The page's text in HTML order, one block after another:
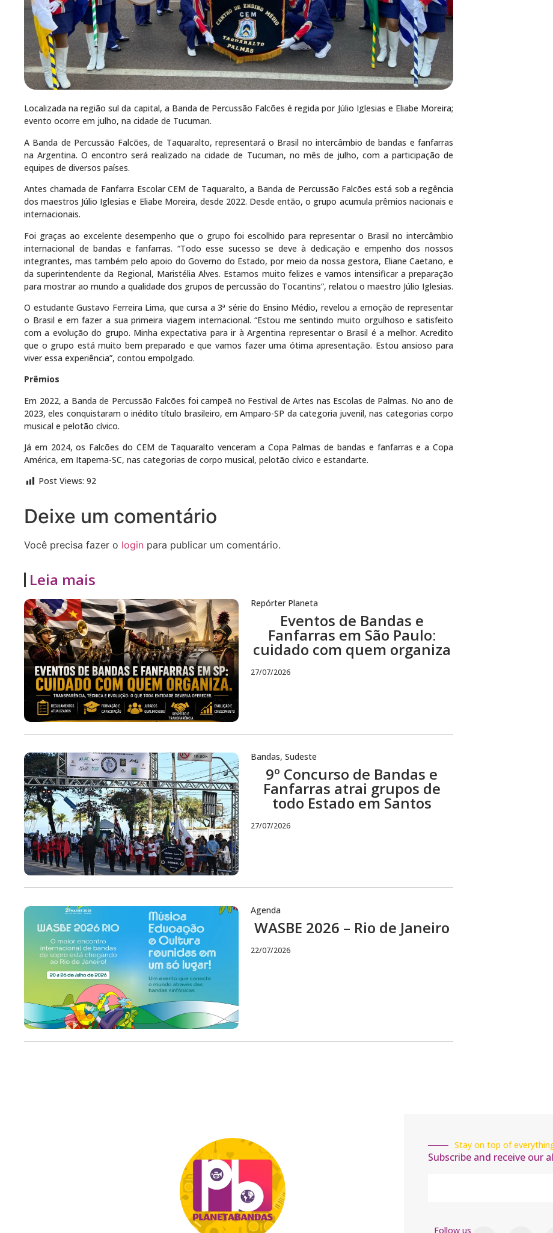
Localizada na região sul da capital, a Banda de Percussão Falcões é regida por Júlio Iglesias e Eliabe Moreira;
evento ocorre em julho, na cidade de Tucuman.
A Banda de Percussão Falcões, de Taquaralto, representará o Brasil no intercâmbio de bandas e fanfarras
na Argentina. O encontro será realizado na cidade de Tucuman, no mês de julho, com a participação de
equipes de diversos países.
Antes chamada de Fanfarra Escolar CEM de Taquaralto, a Banda de Percussão Falcões está sob a regência
dos maestros Júlio Iglesias e Eliabe Moreira, desde 2022. Desde então, o grupo acumula prêmios nacionais e
internacionais.
Foi graças ao excelente desempenho que o grupo foi escolhido para representar o Brasil no intercâmbio
internacional de bandas e fanfarras. “Todo esse sucesso se deve à dedicação e empenho dos nossos
integrantes, mas também pelo apoio do Governo do Estado, por meio da nossa gestora, Eliane Caetano, e
da superintendente da Regional, Maristélia Alves. Estamos muito felizes e vamos intensificar a preparação
para mostrar ao mundo a qualidade dos grupos de percussão do Tocantins”, relatou o maestro Júlio Iglesias.
O estudante Gustavo Ferreira Lima, que cursa a 3ª série do Ensino Médio, revelou a emoção de representar
o Brasil e em fazer a sua primeira viagem internacional. “Estou me sentindo muito orgulhoso e satisfeito
com a evolução do grupo. Minha expectativa para ir à Argentina representar o Brasil é a melhor. Acredito
que o grupo está muito bem preparado e que vamos fazer uma ótima apresentação. Estou ansioso para
viver essa experiência”, contou empolgado.
Prêmios
Em 2022, a Banda de Percussão Falcões foi campeã no Festival de Artes nas Escolas de Palmas. No ano de
2023, eles conquistaram o inédito título brasileiro, em Amparo-SP da categoria juvenil, nas categorias corpo
musical e pelotão cívico.
Já em 2024, os Falcões do CEM de Taquaralto venceram a Copa Palmas de bandas e fanfarras e a Copa
América, em Itapema-SC, nas categorias de corpo musical, pelotão cívico e estandarte.
Post Views: 92
Deixe um comentário
Você precisa fazer o login para publicar um comentário.
Leia mais
Repórter Planeta
Eventos de Bandas e
Fanfarras em São Paulo:
cuidado com quem organiza
27/07/2026
Bandas, Sudeste
9º Concurso de Bandas e
Fanfarras atrai grupos de
todo Estado em Santos
27/07/2026
Agenda
WASBE 2026 – Rio de Janeiro
22/07/2026
Stay on top of
Subscribe and receive our
Follow us